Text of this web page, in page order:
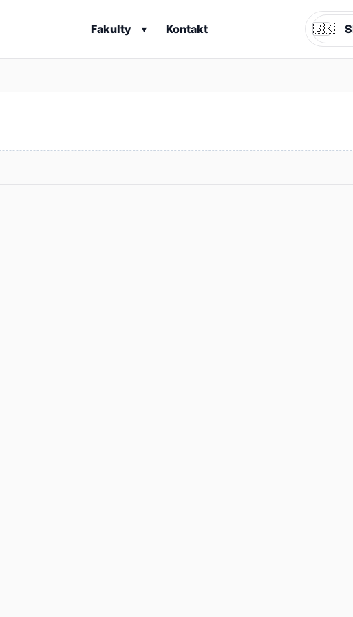
Fakulty ▾ Kontakt Jazyk
🇸🇰